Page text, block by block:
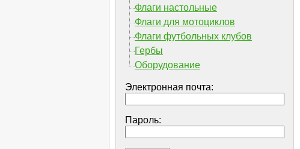
Флаги настольные
Флаги для мотоциклов
Флаги футбольных клубов
Гербы
Оборудование
Электронная почта:
Пароль: